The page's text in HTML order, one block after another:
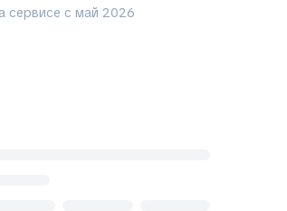
сервисе с май 2026